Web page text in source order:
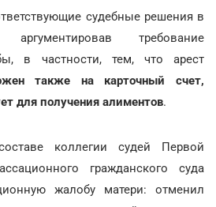
судебные решения в
требование
в частности, тем, что арест
также на карточный счет,
для получения алиментов.
коллегии судей Первой
гражданского суда
жалобу матери: отменил